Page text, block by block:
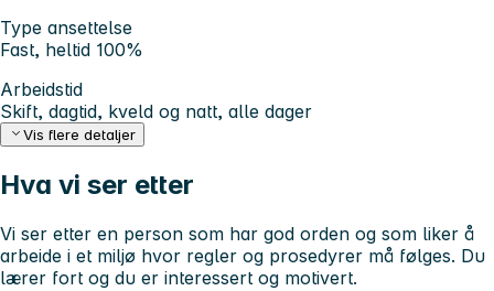
Type ansettelse
Fast, heltid 100%
Arbeidstid
Skift, dagtid, kveld og natt, alle dager
Vis flere detaljer
Hva vi ser etter
Vi ser etter en person som har god orden og som liker å
arbeide i et miljø hvor regler og prosedyrer må følges. Du
lærer fort og du er interessert og motivert.